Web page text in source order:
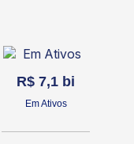
R$ 7,1 bi
Em Ativos